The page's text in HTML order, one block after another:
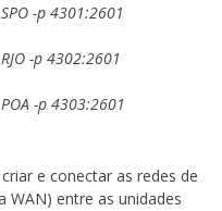
-p 4301:2601
-p 4302:2601
-p 4303:2601
e conectar as redes de
WAN) entre as unidades